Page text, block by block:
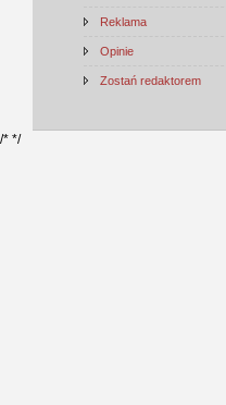
Reklama
Opinie
Zostań redaktorem
/* */